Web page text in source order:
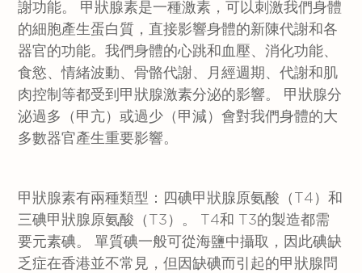
謝功能。 甲狀腺素是一種激素，可以刺激我們身體
的細胞產生蛋白質，直接影響身體的新陳代謝和各
器官的功能。我們身體的心跳和血壓、消化功能、
食慾、情緒波動、骨骼代謝、月經週期、代謝和肌
肉控制等都受到甲狀腺激素分泌的影響。 甲狀腺分
泌過多（甲亢）或過少（甲減）會對我們身體的大
多數器官產生重要影響。
甲狀腺素有兩種類型：四碘甲狀腺原氨酸（T4）和
三碘甲狀腺原氨酸（T3）。 T4和 T3的製造都需
要元素碘。 單質碘一般可從海鹽中攝取，因此碘缺
乏症在香港並不常見，但因缺碘而引起的甲狀腺問